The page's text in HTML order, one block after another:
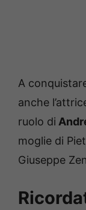
A
anche
ruolo di
moglie di
Giuseppe